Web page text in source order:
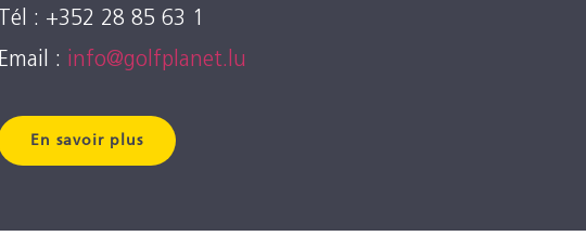
Tél : +352 28 85 63 1
Email : info@golfplanet.lu
En savoir plus